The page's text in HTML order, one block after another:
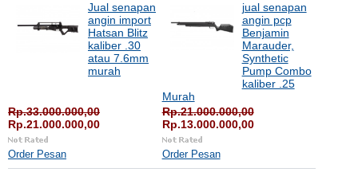
Jual senapan
angin import
Hatsan Blitz
kaliber .30
atau 7.6mm
murah
Rp.33.000.000,00
Rp.21.000.000,00
Order Pesan
jual senapan
angin pcp
Benjamin
Marauder,
Synthetic
Pump Combo
kaliber .25
Murah
Rp.21.000.000,00
Rp.13.000.000,00
Order Pesan